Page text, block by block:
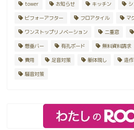
tower お知らせ キッチン
ビフォーアフター フロアタイル マ
ワンストップリノベーション 二重窓
懸垂バー 有孔ボード 無料資料請求
費用 足音対策 躯体現し 造
騒音対策